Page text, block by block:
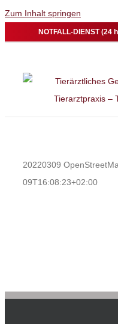
Zum Inhalt springen
NOTFALL-DIENST
20220309
09T16:08:23+02:00